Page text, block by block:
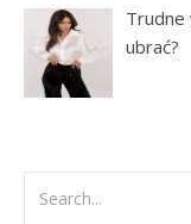
Trudne
ubrać?